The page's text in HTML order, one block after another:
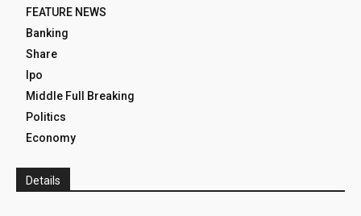
FEATURE NEWS
Banking
Share
Ipo
Middle Full Breaking
Politics
Economy
Details